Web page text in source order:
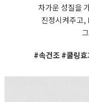
차가운 성질을
진정시켜주고,
#속건조 #쿨링